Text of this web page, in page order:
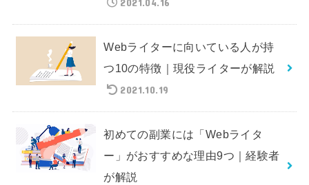
Webライターに向いている人が持
つ10の特徴｜現役ライターが解説
2021.10.19
初めての副業には「Webライタ
ー」がおすすめな理由9つ｜経験者
が解説